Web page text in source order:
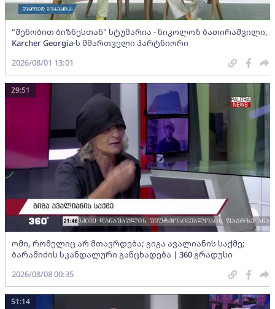
"შენობით ბიზნესთან" სტუმარია - ნიკოლოზ ბათირაშვილი,
Karcher Georgia-ს მმართველი პარტნიორი
2026/08/01 13:01
ომი, რომელიც არ მთავრდება; გიგა ავალიანის საქმე;
ბარამიძის სკანდალური განცხადება | 360 გრადუსი
29:51
2026/08/08 00:35
51:14